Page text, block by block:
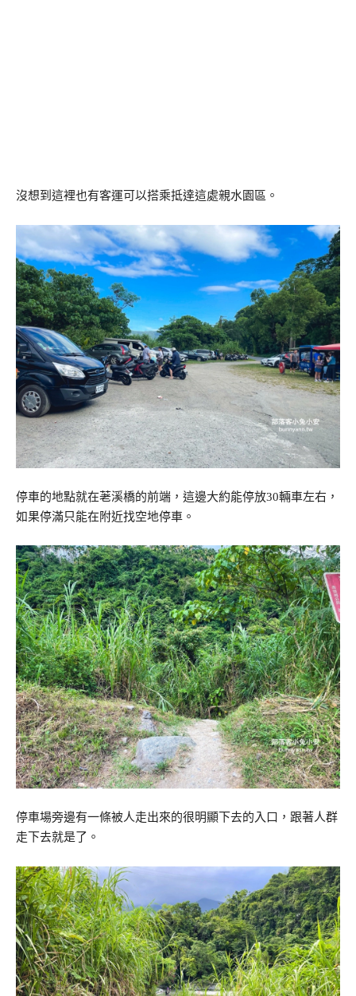
沒想到這裡也有客運可以搭乘抵達這處親水園區。
停車的地點就在荖溪橋的前端，這邊大約能停放30輛車左右，
如果停滿只能在附近找空地停車。
停車場旁邊有一條被人走出來的很明顯下去的入口，跟著人群
走下去就是了。